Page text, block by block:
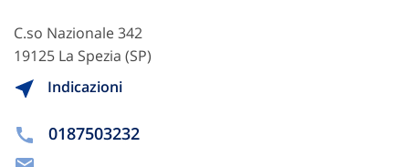
C.so Nazionale 342
19125 La Spezia (SP)
Indicazioni
0187503232